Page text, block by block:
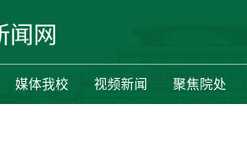
媒体我校 视频新闻 聚焦院处